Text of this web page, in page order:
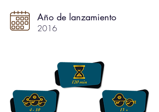
Año de lanzamiento
2016